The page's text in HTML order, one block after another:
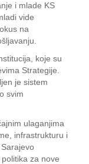
i mlade KS
vide
na
koje su
Strategije.
je sistem
svim
ulaganjima
infrastrukturu i
za nove